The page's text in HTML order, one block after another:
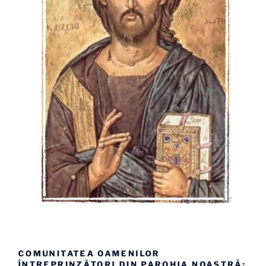
COMUNITATEA OAMENILOR
ÎNTREPRINZĂTORI DIN PAROHIA NOASTRĂ: